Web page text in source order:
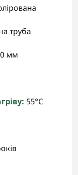
труба
мм
55°C